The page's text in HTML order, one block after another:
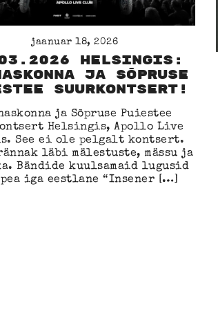
jaanuar 18, 2026
Helsingis:
ja Sõpruse
suurkontsert!
ja Sõpruse Puiestee
Helsingis, Apollo Live
See ei ole pelgalt kontsert.
läbi mälestuste, mässu ja
Bändide kuulsamaid lugusid
iga eestlane “Insener […]